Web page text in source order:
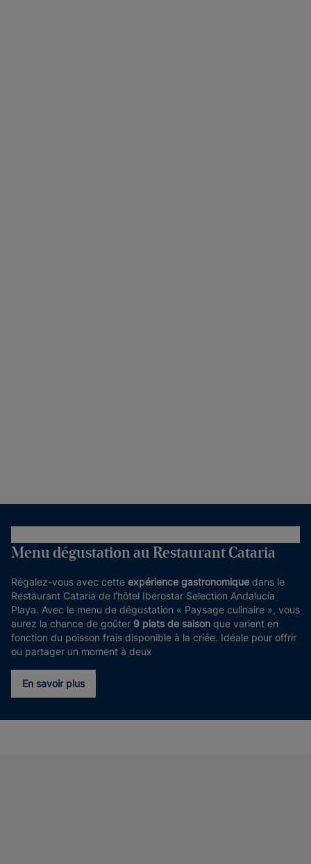
Menu dégustation au Restaurant Cataria
Régalez-vous avec cette expérience gastronomique dans le
Restaurant Cataria de l’hôtel Iberostar Selection Andalucía
Playa. Avec le menu de dégustation « Paysage culinaire », vous
aurez la chance de goûter 9 plats de saison que varient en
fonction du poisson frais disponible à la criée. Idéale pour offrir
ou partager un moment à deux
En savoir plus